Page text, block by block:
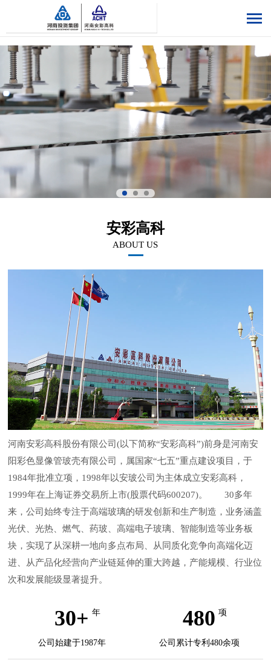
安彩高科
ABOUT US
河南安彩高科股份有限公司(以下简称“安彩高科”)前身是河南安
阳彩色显像管玻壳有限公司，属国家“七五”重点建设项目，于
1984年批准立项，1998年以安玻公司为主体成立安彩高科，
1999年在上海证券交易所上市(股票代码600207)。 30多年
来，公司始终专注于高端玻璃的研发创新和生产制造，业务涵盖
光伏、光热、燃气、药玻、高端电子玻璃、智能制造等业务板
块，实现了从深耕一地向多点布局、从同质化竞争向高端化迈
进、从产品化经营向产业链延伸的重大跨越，产能规模、行业位
次和发展能级显著提升。
30+ 年
公司始建于1987年
480 项
公司累计专利480余项